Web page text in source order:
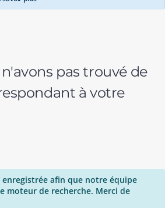
pas trouvé de
à votre
afin que notre équipe
moteur de recherche. Merci de